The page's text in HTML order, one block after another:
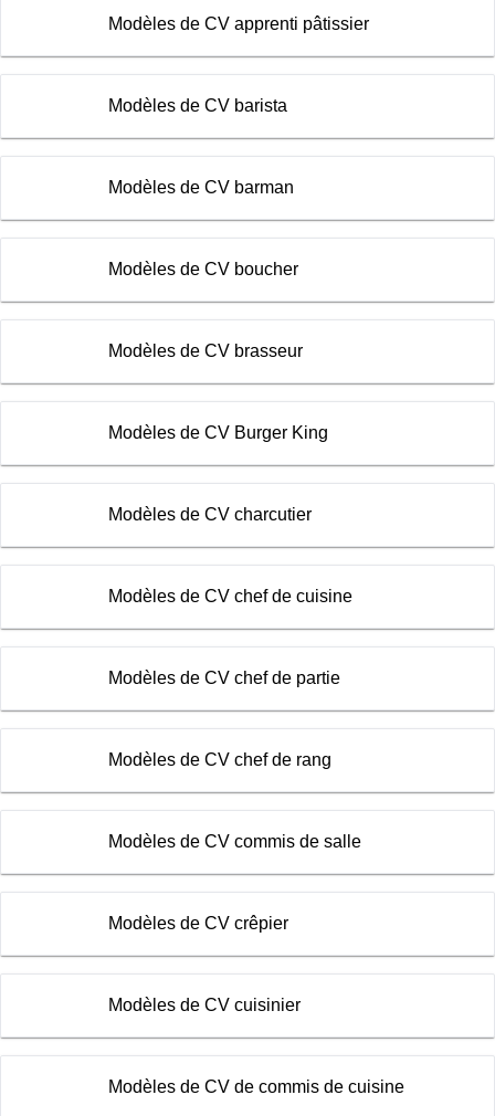
Modèles de CV apprenti pâtissier
Modèles de CV barista
Modèles de CV barman
Modèles de CV boucher
Modèles de CV brasseur
Modèles de CV Burger King
Modèles de CV charcutier
Modèles de CV chef de cuisine
Modèles de CV chef de partie
Modèles de CV chef de rang
Modèles de CV commis de salle
Modèles de CV crêpier
Modèles de CV cuisinier
Modèles de CV de commis de cuisine